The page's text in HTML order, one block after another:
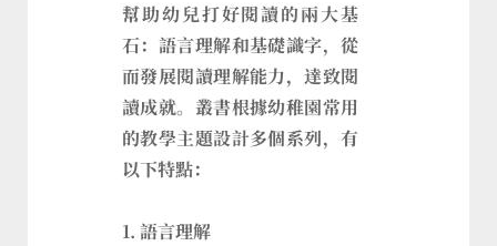
幫助幼兒打好閱讀的兩大基
石：語言理解和基礎識字，從
而發展閱讀理解能力，達致閱
讀成就。叢書根據幼稚園常用
的教學主題設計多個系列，有
以下特點：
1. 語言理解